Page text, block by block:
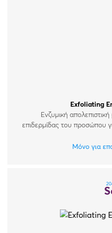
Exfoliating
Ενζυμική
επιδερμίδας του προσώπου
Μόνο για